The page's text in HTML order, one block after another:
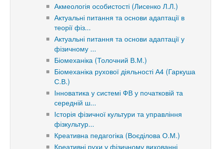
Акмеологія особистості (Лисенко Л.Л.)
Актуальні питання та основи адаптації в
теорії фіз...
Актуальні питання та основи адаптації у
фізичному ...
Біомеханіка (Толочний В.М.)
Біомеханіка рухової діяльності А4 (Гаркуша
С.В.)
Інноватика у системі ФВ у початковій та
середній ш...
Історія фізичної культури та управління
фізкультур...
Креативна педагогіка (Воєділова О.М.)
Креативні рухи у фізичному вихованні